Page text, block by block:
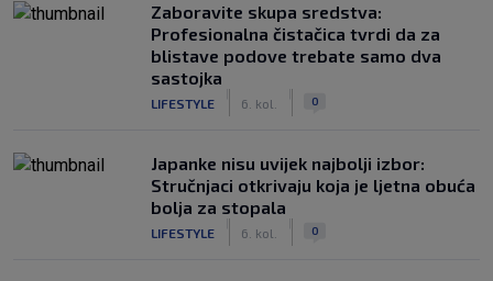
Zaboravite skupa sredstva:
Profesionalna čistačica tvrdi da za
blistave podove trebate samo dva
sastojka
LIFESTYLE 6. kol. 0
Japanke nisu uvijek najbolji izbor:
Stručnjaci otkrivaju koja je ljetna obuća
bolja za stopala
LIFESTYLE 6. kol. 0